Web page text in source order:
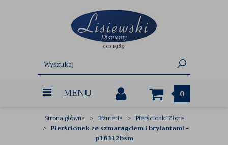
MENU 0
Strona główna Biżuteria
Pierścionki Złote
Pierścionek ze szmaragdem i brylantami -
p16312bsm